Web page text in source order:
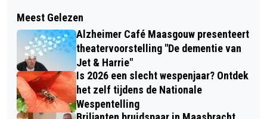
UITSLAGENAVOND
GEMEENTERAADSVERKIEZINGEN
DEZE ONGEDIERTEBESTRIJDER
BEHOUDT WESPENNESTEN LIEVER
DAN DAT HIJ ZE BESTRIJDT
Meest Gelezen
Alzheimer Café Maasgouw presenteert
theatervoorstelling "De dementie van
Jet & Harrie"
Is 2026 een slecht wespenjaar? Ontdek
het zelf tijdens de Nationale
Wespentelling